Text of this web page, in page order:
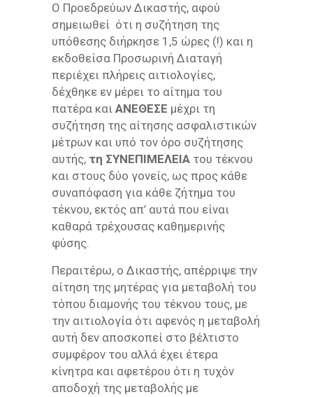
Ο Προεδρεύων Δικαστής, αφού
σημειωθεί ότι η συζήτηση της
υπόθεσης διήρκησε 1,5 ώρες (!) και η
εκδοθείσα Προσωρινή Διαταγή
περιέχει πλήρεις αιτιολογίες,
δέχθηκε εν μέρει το αίτημα του
πατέρα και ΑΝΕΘΕΣΕ μέχρι τη
συζήτηση της αίτησης ασφαλιστικών
μέτρων και υπό τον όρο συζήτησης
αυτής, τη ΣΥΝΕΠΙΜΕΛΕΙΑ του τέκνου
και στους δύο γονείς, ως προς κάθε
συναπόφαση για κάθε ζήτημα του
τέκνου, εκτός απ’ αυτά που είναι
καθαρά τρέχουσας καθημερινής
φύσης.
Περαιτέρω, ο Δικαστής, απέρριψε την
αίτηση της μητέρας για μεταβολή του
τόπου διαμονής του τέκνου τους, με
την αιτιολογία ότι αφενός η μεταβολή
αυτή δεν αποσκοπεί στο βέλτιστο
συμφέρον του αλλά έχει έτερα
κίνητρα και αφετέρου ότι η τυχόν
αποδοχή της μεταβολής με